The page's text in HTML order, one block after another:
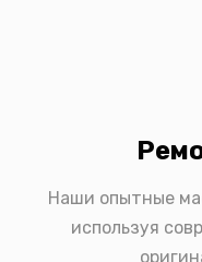
Наши опытные
используя